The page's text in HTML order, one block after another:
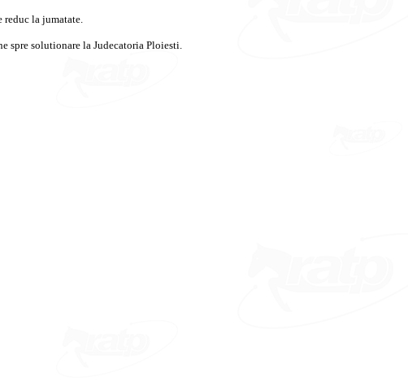
la jumatate.
spre solutionare la Judecatoria Ploiesti.